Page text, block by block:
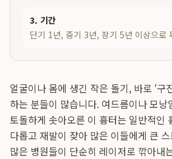
3. 기간
단기 1년, 중기 3년, 장기 5년 이상으로
얼굴이나 몸에 생긴 작은 돌기, 바로 ‘구
하는 분들이 많습니다. 여드름이나 모
토돌하게 솟아오른 이 흉터는 일반적인
다롭고 재발이 잦아 많은 이들에게 큰
많은 병원들이 단순히 레이저로 깎아내